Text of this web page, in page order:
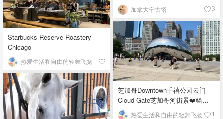
加拿大宁古塔 3
Starbucks Reserve Roastery
Chicago
热爱生活和自由的轻舞飞扬
芝加哥Downtown千禧公园云门
Cloud Gate芝加哥河街景❤️鳞次
栉比的高楼
热爱生活和自由的轻舞飞扬 1